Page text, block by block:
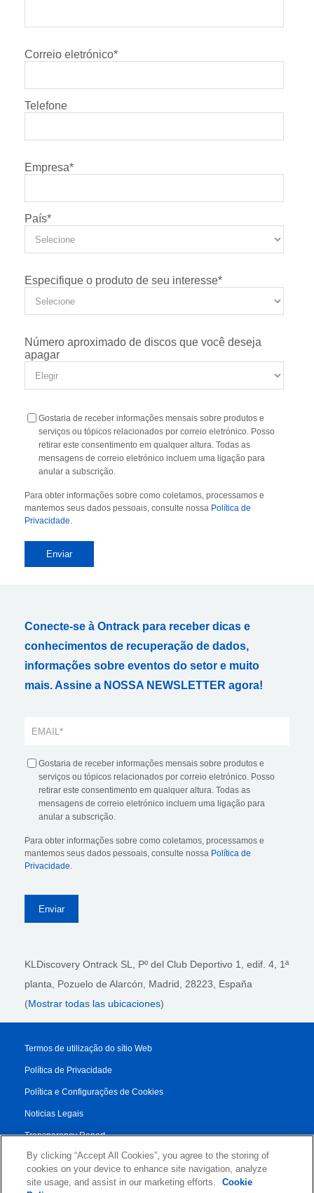
Correio eletrónico*
Telefone
Empresa*
País*
Especifique o produto de seu interesse*
Número aproximado de discos que você deseja
apagar
Gostaria de receber informações mensais sobre produtos e
serviços ou tópicos relacionados por correio eletrónico. Posso
retirar este consentimento em qualquer altura. Todas as
mensagens de correio eletrónico incluem uma ligação para
anular a subscrição.
Para obter informações sobre como coletamos, processamos e
mantemos seus dados pessoais, consulte nossa Política de
Privacidade.
Conecte-se à Ontrack para receber dicas e
conhecimentos de recuperação de dados,
informações sobre eventos do setor e muito
mais. Assine a NOSSA NEWSLETTER agora!
Gostaria de receber informações mensais sobre produtos e
serviços ou tópicos relacionados por correio eletrónico. Posso
retirar este consentimento em qualquer altura. Todas as
mensagens de correio eletrónico incluem uma ligação para
anular a subscrição.
Para obter informações sobre como coletamos, processamos e
mantemos seus dados pessoais, consulte nossa Política de
Privacidade.
KLDiscovery Ontrack SL, Pº del Club Deportivo 1, edif. 4, 1ª
planta, Pozuelo de Alarcón, Madrid, 28223, España
(Mostrar todas las ubicaciones)
Termos de utilização do sítio Web
Política de Privacidade
Política e Configurações de Cookies
Noticias Legais
Transparency Report
Condiciones de los Servicios
Authorised Partner Agreement
By clicking “Accept All Cookies”, you agree to the storing of
cookies on your device to enhance site navigation, analyze
site usage, and assist in our marketing efforts.
Cookie